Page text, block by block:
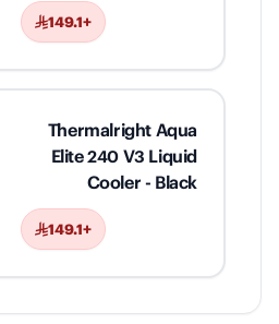
+149.1
Thermalright Aqua
Elite 240 V3 Liquid
Cooler - Black
+149.1